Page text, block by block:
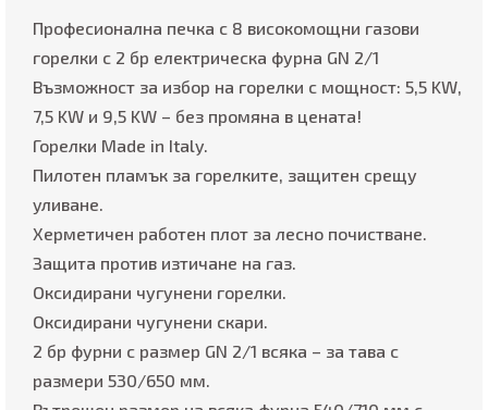
Професионална печка с 8 високомощни газови
горелки с 2 бр електрическа фурна GN 2/1
Възможност за избор на горелки с мощност: 5,5 KW,
7,5 KW и 9,5 KW – без промяна в цената!
Горелки Made in Italy.
Пилотен пламък за горелките, защитен срещу
уливане.
Херметичен работен плот за лесно почистване.
Защита против изтичане на газ.
Оксидирани чугунени горелки.
Оксидирани чугунени скари.
2 бр фурни с размер GN 2/1 всяка – за тава с
размери 530/650 мм.